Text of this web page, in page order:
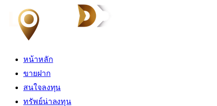
หน้าหลัก
ขายฝาก
สนใจลงทุน
ทรัพย์น่าลงทุน